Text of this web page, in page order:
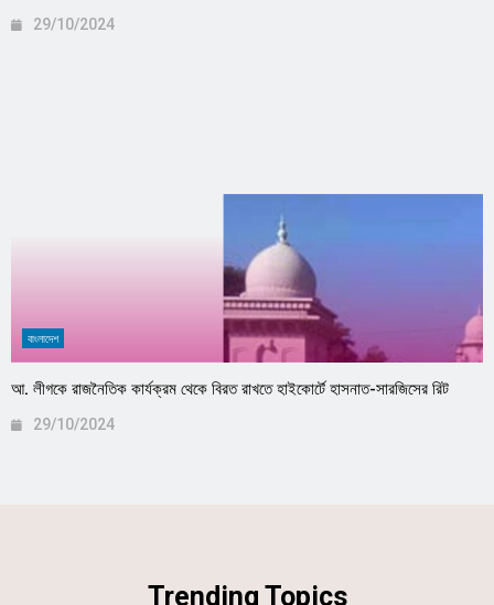
29/10/2024
বাংলাদেশ
আ. লীগকে রাজনৈতিক কার্যক্রম থেকে বিরত রাখতে হাইকোর্টে হাসনাত-সারজিসের রিট
29/10/2024
Trending Topics